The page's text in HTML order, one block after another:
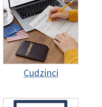
Cudzinci